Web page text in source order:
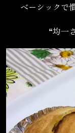
ベーシックで
“均一